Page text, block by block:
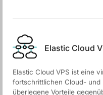
Elastic Cloud
Elastic Cloud VPS ist eine
fortschrittlichen Cloud-
überlegene Vorteile